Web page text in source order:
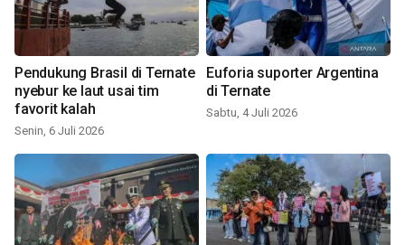
Pendukung Brasil di Ternate
nyebur ke laut usai tim
favorit kalah
Senin, 6 Juli 2026
Euforia suporter Argentina
di Ternate
Sabtu, 4 Juli 2026